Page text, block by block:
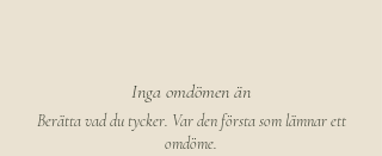
Hydroxyethylcellulosa, Xanthan Gum, Lactic
Acid
Inga omdömen än
Berätta vad du tycker. Var den första som lämnar ett
omdöme.